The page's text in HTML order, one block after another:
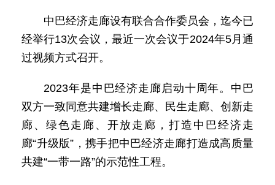
中巴经济走廊设有联合合作委员会，迄今已
经举行13次会议，最近一次会议于2024年5月通
过视频方式召开。
2023年是中巴经济走廊启动十周年。中巴
双方一致同意共建增长走廊、民生走廊、创新走
廊、绿色走廊、开放走廊，打造中巴经济走
廊“升级版”，携手把中巴经济走廊打造成高质量
共建“一带一路”的示范性工程。